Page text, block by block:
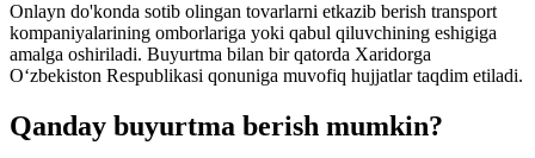
Onlayn do'konda sotib olingan tovarlarni etkazib berish transport
kompaniyalarining omborlariga yoki qabul qiluvchining eshigiga
amalga oshiriladi. Buyurtma bilan bir qatorda Xaridorga
O‘zbekiston Respublikasi qonuniga muvofiq hujjatlar taqdim etiladi.
Qanday buyurtma berish mumkin?